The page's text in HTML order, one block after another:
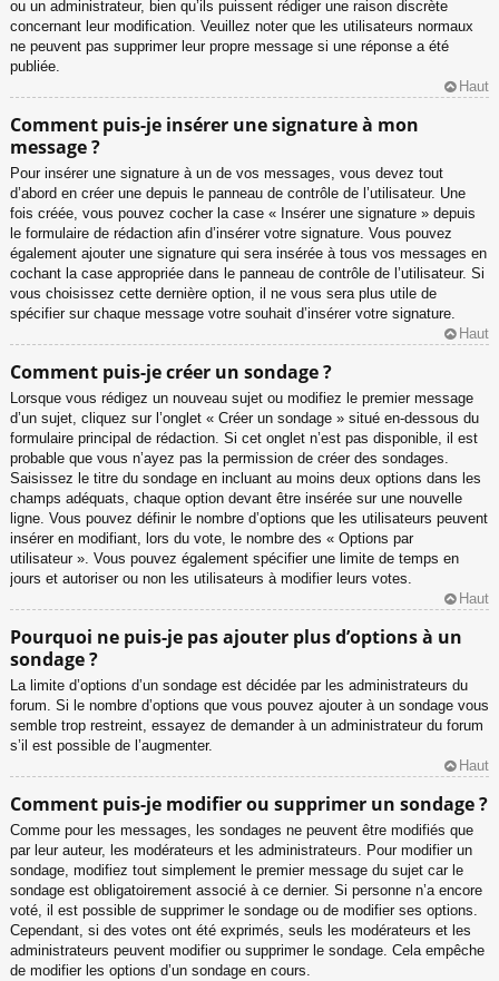
ou un administrateur, bien qu’ils puissent rédiger une raison discrète
concernant leur modification. Veuillez noter que les utilisateurs normaux
ne peuvent pas supprimer leur propre message si une réponse a été
publiée.
Haut
Comment puis-je insérer une signature à mon
message ?
Pour insérer une signature à un de vos messages, vous devez tout
d’abord en créer une depuis le panneau de contrôle de l’utilisateur. Une
fois créée, vous pouvez cocher la case « Insérer une signature » depuis
le formulaire de rédaction afin d’insérer votre signature. Vous pouvez
également ajouter une signature qui sera insérée à tous vos messages en
cochant la case appropriée dans le panneau de contrôle de l’utilisateur. Si
vous choisissez cette dernière option, il ne vous sera plus utile de
spécifier sur chaque message votre souhait d’insérer votre signature.
Haut
Comment puis-je créer un sondage ?
Lorsque vous rédigez un nouveau sujet ou modifiez le premier message
d’un sujet, cliquez sur l’onglet « Créer un sondage » situé en-dessous du
formulaire principal de rédaction. Si cet onglet n’est pas disponible, il est
probable que vous n’ayez pas la permission de créer des sondages.
Saisissez le titre du sondage en incluant au moins deux options dans les
champs adéquats, chaque option devant être insérée sur une nouvelle
ligne. Vous pouvez définir le nombre d’options que les utilisateurs peuvent
insérer en modifiant, lors du vote, le nombre des « Options par
utilisateur ». Vous pouvez également spécifier une limite de temps en
jours et autoriser ou non les utilisateurs à modifier leurs votes.
Haut
Pourquoi ne puis-je pas ajouter plus d’options à un
sondage ?
La limite d’options d’un sondage est décidée par les administrateurs du
forum. Si le nombre d’options que vous pouvez ajouter à un sondage vous
semble trop restreint, essayez de demander à un administrateur du forum
s’il est possible de l’augmenter.
Haut
Comment puis-je modifier ou supprimer un sondage ?
Comme pour les messages, les sondages ne peuvent être modifiés que
par leur auteur, les modérateurs et les administrateurs. Pour modifier un
sondage, modifiez tout simplement le premier message du sujet car le
sondage est obligatoirement associé à ce dernier. Si personne n’a encore
voté, il est possible de supprimer le sondage ou de modifier ses options.
Cependant, si des votes ont été exprimés, seuls les modérateurs et les
administrateurs peuvent modifier ou supprimer le sondage. Cela empêche
de modifier les options d’un sondage en cours.